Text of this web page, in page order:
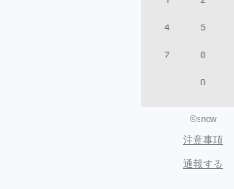
©snow
注意事項
通報する